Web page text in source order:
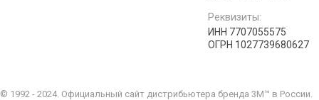
Реквизиты:
ИНН 7707055575
ОГРН 1027739680627
© 1992 - 2024. Официальный сайт дистрибьютера бренда 3M™ в России.